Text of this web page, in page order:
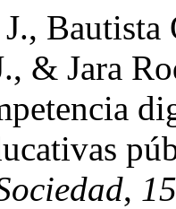
& Jara
, 15